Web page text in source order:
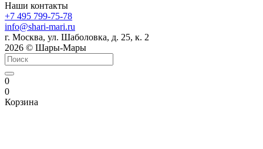
Наши контакты
+7 495 799-75-78
info@shari-mari.ru
г. Москва, ул. Шаболовка, д. 25, к. 2
2026 © Шары-Мары
0
0
Корзина